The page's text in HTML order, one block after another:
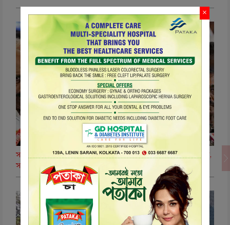
সংখ্যার রাজনীতিতে ‘ডিলিমিটেশন’ মোড়: অবস্থান স্পষ্ট করল ডিএমকে,
সব দলের সাংসদদের বৈঠকে মুখ্যমন্ত্রী বিজয়
×